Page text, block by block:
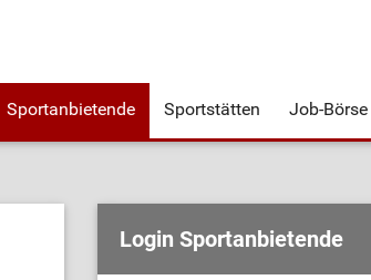
Sportanbietende Sportstätten Job-Börse
Login Sportanbietende